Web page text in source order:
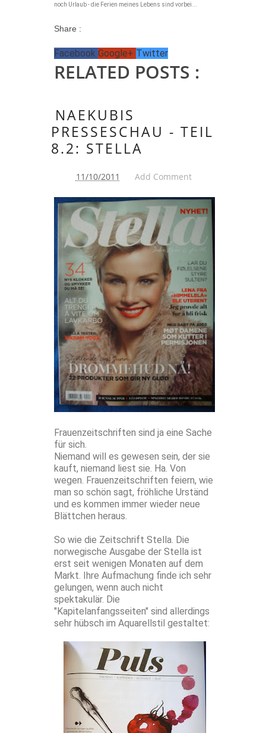
noch Urlaub - die Ferien meines Lebens sind vorbei...
Share :
Facebook Google+ Twitter
RELATED POSTS :
NAEKUBIS
PRESSESCHAU - TEIL
8.2: STELLA
11/10/2011 Add Comment
Frauenzeitschriften sind ja eine Sache
für sich.
Niemand will es gewesen sein, der sie
kauft, niemand liest sie. Ha. Von
wegen. Frauenzeitschriften feiern, wie
man so schön sagt, fröhliche Urständ
und es kommen immer wieder neue
Blättchen heraus.
So wie die Zeitschrift Stella. Die
norwegische Ausgabe der Stella ist
erst seit wenigen Monaten auf dem
Markt. Ihre Aufmachung finde ich sehr
gelungen, wenn auch nicht
spektakulär. Die
"Kapitelanfangsseiten" sind allerdings
sehr hübsch im Aquarellstil gestaltet: